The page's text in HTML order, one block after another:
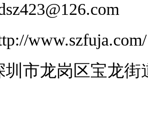
www.szfuja.com/
市龙岗区宝龙街